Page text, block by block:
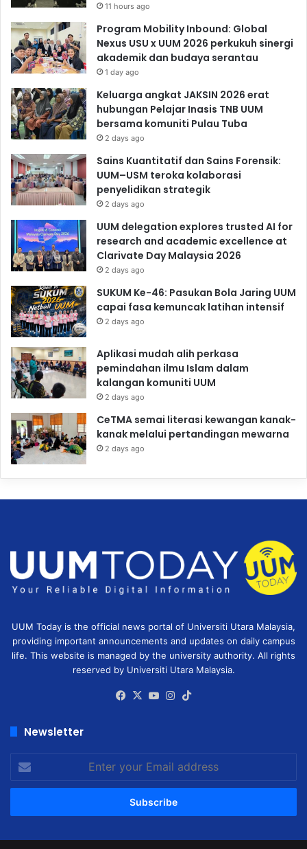
11 hours ago
Program Mobility Inbound: Global
Nexus USU x UUM 2026 perkukuh sinergi
akademik dan budaya serantau
1 day ago
Keluarga angkat JAKSIN 2026 erat
hubungan Pelajar Inasis TNB UUM
bersama komuniti Pulau Tuba
2 days ago
Sains Kuantitatif dan Sains Forensik:
UUM–USM teroka kolaborasi
penyelidikan strategik
2 days ago
UUM delegation explores trusted AI for
research and academic excellence at
Clarivate Day Malaysia 2026
2 days ago
SUKUM Ke-46: Pasukan Bola Jaring UUM
capai fasa kemuncak latihan intensif
2 days ago
Aplikasi mudah alih perkasa
pemindahan ilmu Islam dalam
kalangan komuniti UUM
2 days ago
CeTMA semai literasi kewangan kanak-
kanak melalui pertandingan mewarna
2 days ago
UUM Today is the official news portal of Universiti Utara Malaysia,
providing important announcements and updates on daily campus
life. This website is managed by the university authority. All rights
reserved by Universiti Utara Malaysia.
Facebook
X YouTubeInstagram
Newsletter
your
Email